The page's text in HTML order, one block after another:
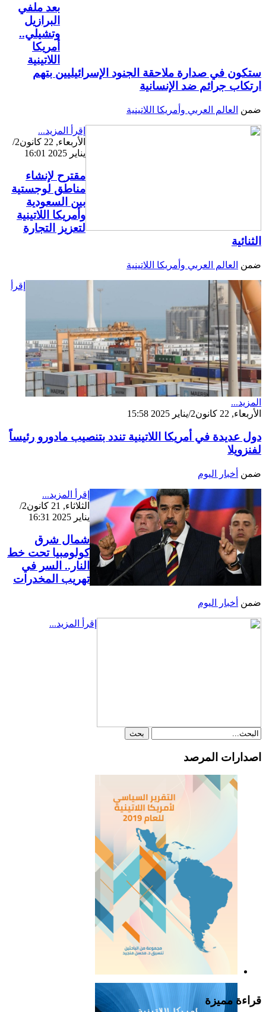
بعد ملفي
البرازيل
وتشيلي..
أمريكا
اللاتينية
ستكون في صدارة ملاحقة الجنود الإسرائيليين بتهم
ارتكاب جرائم ضد الإنسانية
ضمن العالم العربي وأمريكا اللاتينية
إقرأ المزيد...
الأربعاء, 22 كانون2/
يناير 2025 16:01
مقترح لإنشاء
مناطق لوجستية
بين السعودية
وأمريكا اللاتينية
لتعزيز التجارة
الثنائية
ضمن العالم العربي وأمريكا اللاتينية
إقرأ
المزيد...
الأربعاء, 22 كانون2/يناير 2025 15:58
دول عديدة في أمريكا اللاتينية تندد بتنصيب مادورو رئيساً
لفنزويلا
ضمن أخبار اليوم
إقرأ المزيد...
الثلاثاء, 21 كانون2/
يناير 2025 16:31
شمال شرق
كولومبيا تحت خط
النار.. السر في
تهريب المخدرات
ضمن أخبار اليوم
إقرأ المزيد...
اصدارات المرصد
التقرير السياسي لأمريكا
اللاتينية للعام 2019
قراءة مميزة